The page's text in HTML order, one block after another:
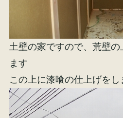
土壁の家ですので、荒壁
ます
この上に漆喰の仕上げをし